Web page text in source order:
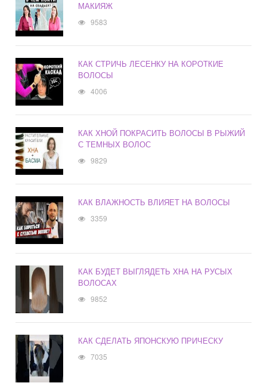
МАКИЯЖ
9583
КАК СТРИЧЬ ЛЕСЕНКУ НА КОРОТКИЕ
ВОЛОСЫ
4006
КАК ХНОЙ ПОКРАСИТЬ ВОЛОСЫ В РЫЖИЙ
С ТЕМНЫХ ВОЛОС
9829
КАК ВЛАЖНОСТЬ ВЛИЯЕТ НА ВОЛОСЫ
3359
КАК БУДЕТ ВЫГЛЯДЕТЬ ХНА НА РУСЫХ
ВОЛОСАХ
9852
КАК СДЕЛАТЬ ЯПОНСКУЮ ПРИЧЕСКУ
7035